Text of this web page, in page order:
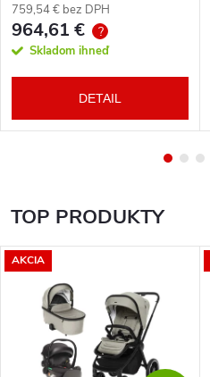
759,54 € bez DPH
964,61 € ?
Skladom ihneď
DETAIL
TOP PRODUKTY
AKCIA